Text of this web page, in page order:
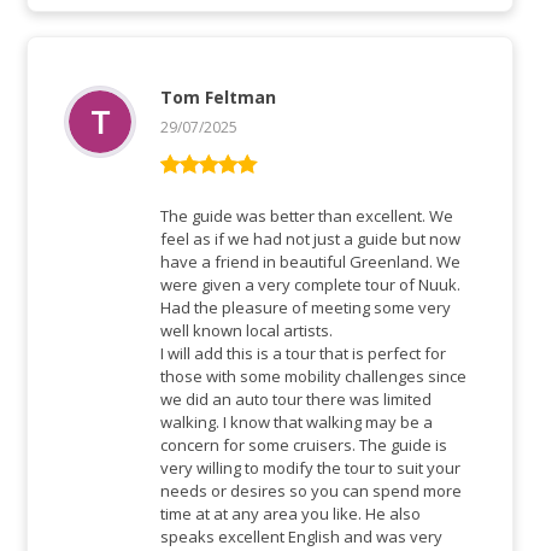
of 5
Tom Feltman
29/07/2025
The guide was better than excellent. We
feel as if we had not just a guide but now
have a friend in beautiful Greenland. We
were given a very complete tour of Nuuk.
Had the pleasure of meeting some very
well known local artists.
I will add this is a tour that is perfect for
those with some mobility challenges since
we did an auto tour there was limited
walking. I know that walking may be a
concern for some cruisers. The guide is
very willing to modify the tour to suit your
needs or desires so you can spend more
time at at any area you like. He also
speaks excellent English and was very